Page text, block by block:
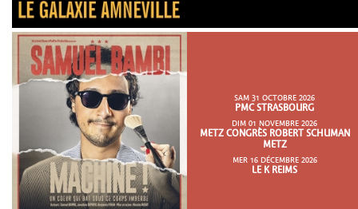
SAM 31 OCTOBRE 2026
PMC STRASBOURG
DIM 01 NOVEMBRE 2026
METZ CONGRÈS ROBERT SCHUMAN
METZ
MER 16 DÉCEMBRE 2026
LE K REIMS